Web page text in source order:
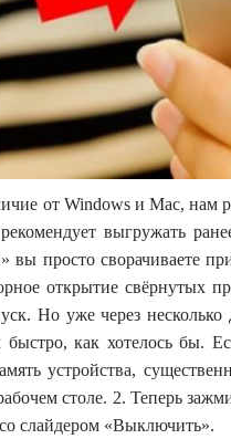
от Windows и Mac, нам
выгружать
вы просто сворачиваете
открытие свёрнутых
Но уже через несколько
быстро, как хотелось бы.
устройства,
столе. 2. Теперь
слайдером «Выключить».